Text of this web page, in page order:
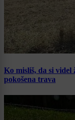
Ko misliš, da si videl
pokošena trava